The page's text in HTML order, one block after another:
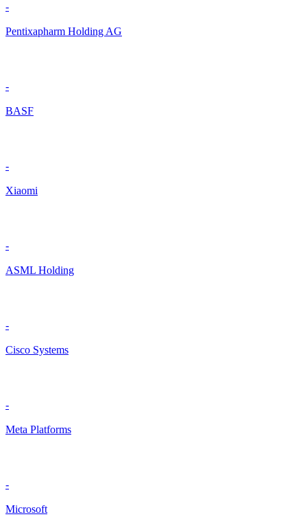
-
Pentixapharm Holding AG
-
BASF
-
Xiaomi
-
ASML Holding
-
Cisco Systems
-
Meta Platforms
-
Microsoft